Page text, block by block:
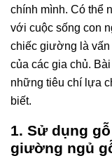
chính mình. Có thể
với cuộc sống con
chiếc giường là
của các gia chủ.
những tiêu chí lựa
biết.
1. Sử dụng
giường ngủ